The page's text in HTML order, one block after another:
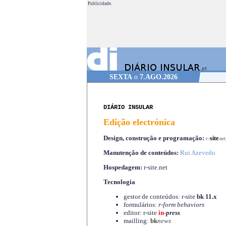
Publicidade.
SEXTAo 7.AGO.2026
DIÁRIO INSULAR
Edição electrónica
Design, construção e programação: r-site.net
Manutenção de conteúdos: Rui Azevedo
Hospedagem: r-site.net
Tecnologia
gestor de conteúdos: r-site bk 11.x
formulários: r-form behaviors
editor: r-site in-press
mailling: bknews